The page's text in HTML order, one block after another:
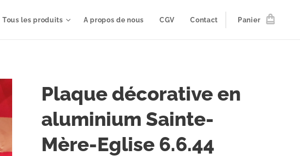
Tous les produits A propos de nous CGV Contact Panier
Plaque décorative en
aluminium Sainte-
Mère-Eglise 6.6.44